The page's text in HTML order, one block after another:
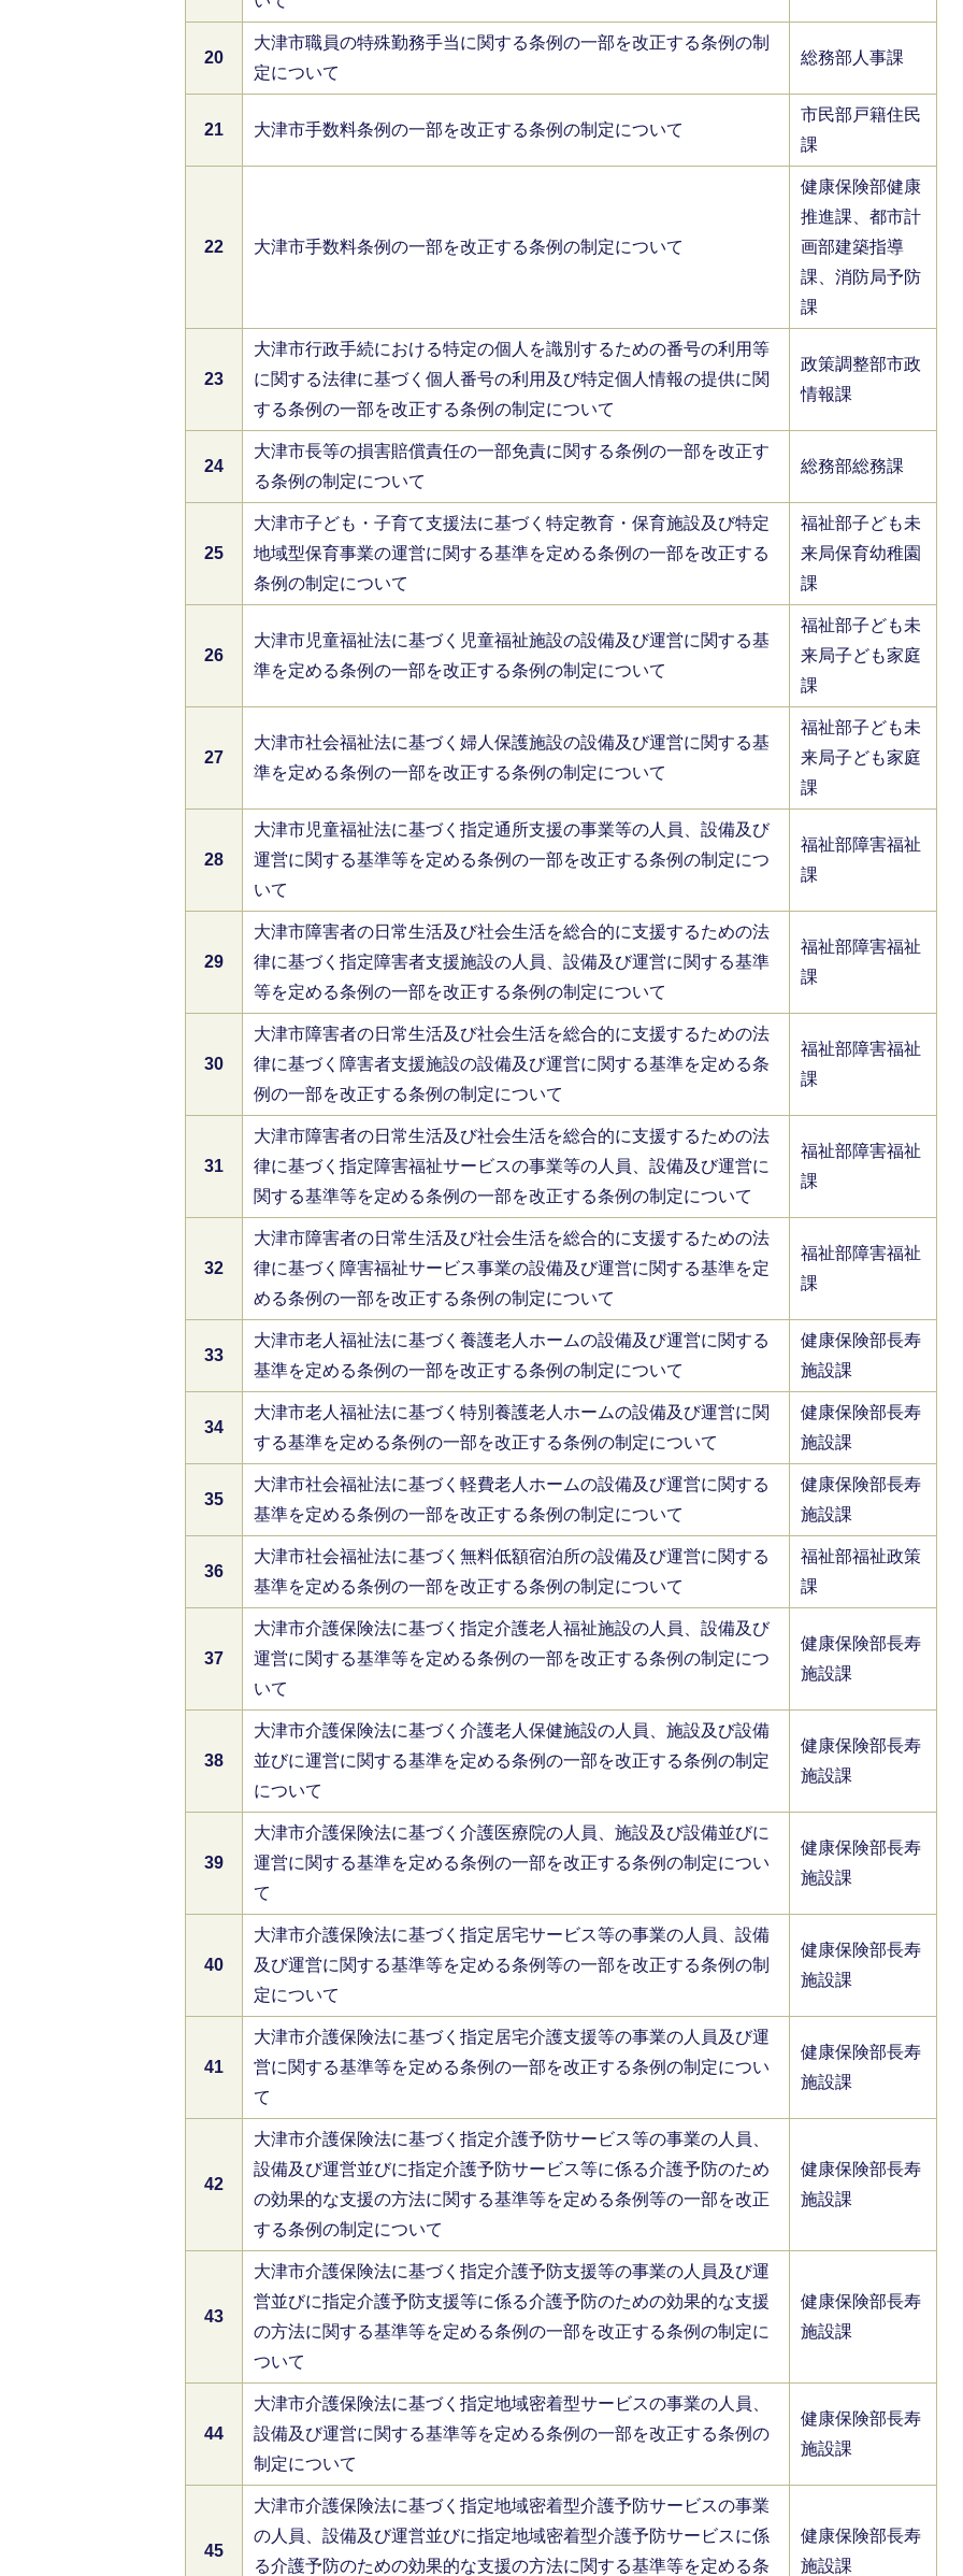
20
大津市職員の特殊勤務手当に関する条例の一部を改正する条例の制
定について
総務部人事課
21 大津市手数料条例の一部を改正する条例の制定について
市民部戸籍住民
課
22 大津市手数料条例の一部を改正する条例の制定について
健康保険部健康
推進課、都市計
画部建築指導
課、消防局予防
課
23
大津市行政手続における特定の個人を識別するための番号の利用等
に関する法律に基づく個人番号の利用及び特定個人情報の提供に関
する条例の一部を改正する条例の制定について
政策調整部市政
情報課
24
大津市長等の損害賠償責任の一部免責に関する条例の一部を改正す
る条例の制定について
総務部総務課
25
大津市子ども・子育て支援法に基づく特定教育・保育施設及び特定
地域型保育事業の運営に関する基準を定める条例の一部を改正する
条例の制定について
福祉部子ども未
来局保育幼稚園
課
26
大津市児童福祉法に基づく児童福祉施設の設備及び運営に関する基
準を定める条例の一部を改正する条例の制定について
福祉部子ども未
来局子ども家庭
課
27
大津市社会福祉法に基づく婦人保護施設の設備及び運営に関する基
準を定める条例の一部を改正する条例の制定について
福祉部子ども未
来局子ども家庭
課
28
大津市児童福祉法に基づく指定通所支援の事業等の人員、設備及び
運営に関する基準等を定める条例の一部を改正する条例の制定につ
いて
福祉部障害福祉
課
29
大津市障害者の日常生活及び社会生活を総合的に支援するための法
律に基づく指定障害者支援施設の人員、設備及び運営に関する基準
等を定める条例の一部を改正する条例の制定について
福祉部障害福祉
課
30
大津市障害者の日常生活及び社会生活を総合的に支援するための法
律に基づく障害者支援施設の設備及び運営に関する基準を定める条
例の一部を改正する条例の制定について
福祉部障害福祉
課
31
大津市障害者の日常生活及び社会生活を総合的に支援するための法
律に基づく指定障害福祉サービスの事業等の人員、設備及び運営に
関する基準等を定める条例の一部を改正する条例の制定について
福祉部障害福祉
課
32
大津市障害者の日常生活及び社会生活を総合的に支援するための法
律に基づく障害福祉サービス事業の設備及び運営に関する基準を定
める条例の一部を改正する条例の制定について
福祉部障害福祉
課
33
大津市老人福祉法に基づく養護老人ホームの設備及び運営に関する
基準を定める条例の一部を改正する条例の制定について
健康保険部長寿
施設課
34
大津市老人福祉法に基づく特別養護老人ホームの設備及び運営に関
する基準を定める条例の一部を改正する条例の制定について
健康保険部長寿
施設課
35
大津市社会福祉法に基づく軽費老人ホームの設備及び運営に関する
基準を定める条例の一部を改正する条例の制定について
健康保険部長寿
施設課
36
大津市社会福祉法に基づく無料低額宿泊所の設備及び運営に関する
基準を定める条例の一部を改正する条例の制定について
福祉部福祉政策
課
37
大津市介護保険法に基づく指定介護老人福祉施設の人員、設備及び
運営に関する基準等を定める条例の一部を改正する条例の制定につ
いて
健康保険部長寿
施設課
38
大津市介護保険法に基づく介護老人保健施設の人員、施設及び設備
並びに運営に関する基準を定める条例の一部を改正する条例の制定
について
健康保険部長寿
施設課
39
大津市介護保険法に基づく介護医療院の人員、施設及び設備並びに
運営に関する基準を定める条例の一部を改正する条例の制定につい
て
健康保険部長寿
施設課
40
大津市介護保険法に基づく指定居宅サービス等の事業の人員、設備
及び運営に関する基準等を定める条例等の一部を改正する条例の制
定について
健康保険部長寿
施設課
41
大津市介護保険法に基づく指定居宅介護支援等の事業の人員及び運
営に関する基準等を定める条例の一部を改正する条例の制定につい
て
健康保険部長寿
施設課
42
大津市介護保険法に基づく指定介護予防サービス等の事業の人員、
設備及び運営並びに指定介護予防サービス等に係る介護予防のため
の効果的な支援の方法に関する基準等を定める条例等の一部を改正
する条例の制定について
健康保険部長寿
施設課
43
大津市介護保険法に基づく指定介護予防支援等の事業の人員及び運
営並びに指定介護予防支援等に係る介護予防のための効果的な支援
の方法に関する基準等を定める条例の一部を改正する条例の制定に
ついて
健康保険部長寿
施設課
44
大津市介護保険法に基づく指定地域密着型サービスの事業の人員、
設備及び運営に関する基準等を定める条例の一部を改正する条例の
制定について
健康保険部長寿
施設課
45
大津市介護保険法に基づく指定地域密着型介護予防サービスの事業
の人員、設備及び運営並びに指定地域密着型介護予防サービスに係
る介護予防のための効果的な支援の方法に関する基準等を定める条
健康保険部長寿
施設課